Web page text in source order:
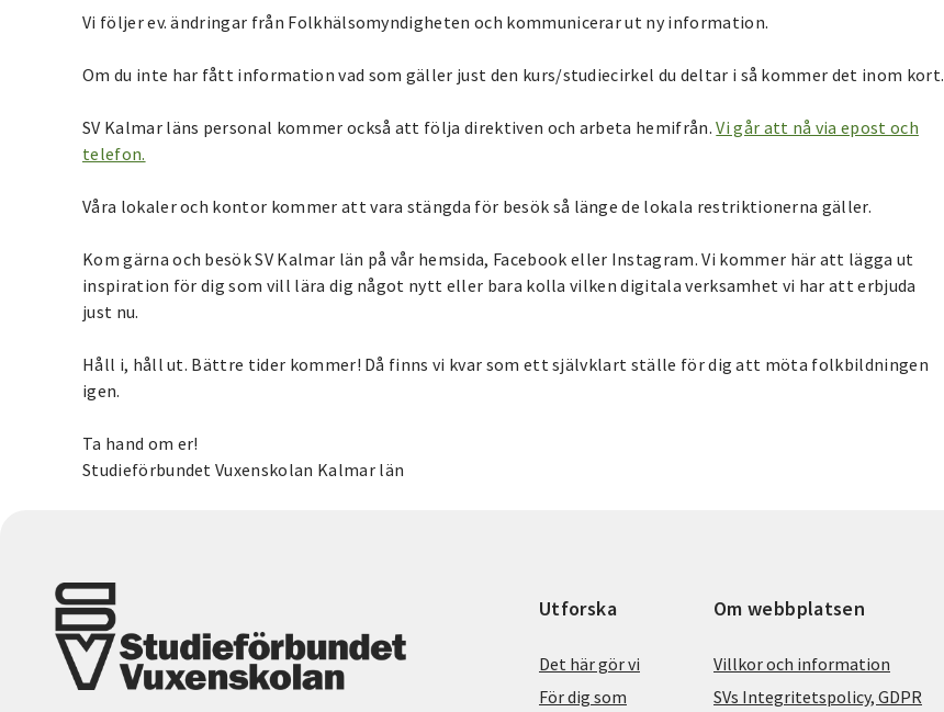
Vi följer ev. ändringar från Folkhälsomyndigheten och kommunicerar ut ny information.
Om du inte har fått information vad som gäller just den kurs/studiecirkel du deltar i så kommer det inom kort.
SV Kalmar läns personal kommer också att följa direktiven och arbeta hemifrån.Vi går att nå via epost och
telefon.
Våra lokaler och kontor kommer att vara stängda för besök så länge de lokala restriktionerna gäller.
Kom gärna och besök SV Kalmar län på vår hemsida, Facebook eller Instagram. Vi kommer här att lägga ut
inspiration för dig som vill lära dig något nytt eller bara kolla vilken digitala verksamhet vi har att erbjuda
just nu.
Håll i, håll ut. Bättre tider kommer! Då finns vi kvar som ett självklart ställe för dig att möta folkbildningen
igen.
Ta hand om er!
Studieförbundet Vuxenskolan Kalmar län
Utforska
Det här gör vi
För dig som
Om webbplatsen
Villkor och information
SVs Integritetspolicy, GDPR